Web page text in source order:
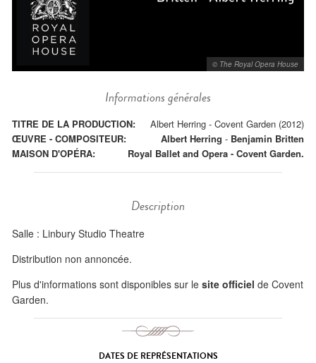
© The Royal Opera House
Informations générales
TITRE DE LA PRODUCTION:
Albert Herring - Covent Garden (2012)
ŒUVRE - COMPOSITEUR:
Albert Herring - Benjamin Britten
MAISON D'OPÉRA:
Royal Ballet and Opera - Covent Garden.
Description
Salle : Linbury Studio Theatre
Distribution non annoncée.
Plus d'informations sont disponibles sur le site officiel de Covent
Garden.
DATES DE REPRÉSENTATIONS